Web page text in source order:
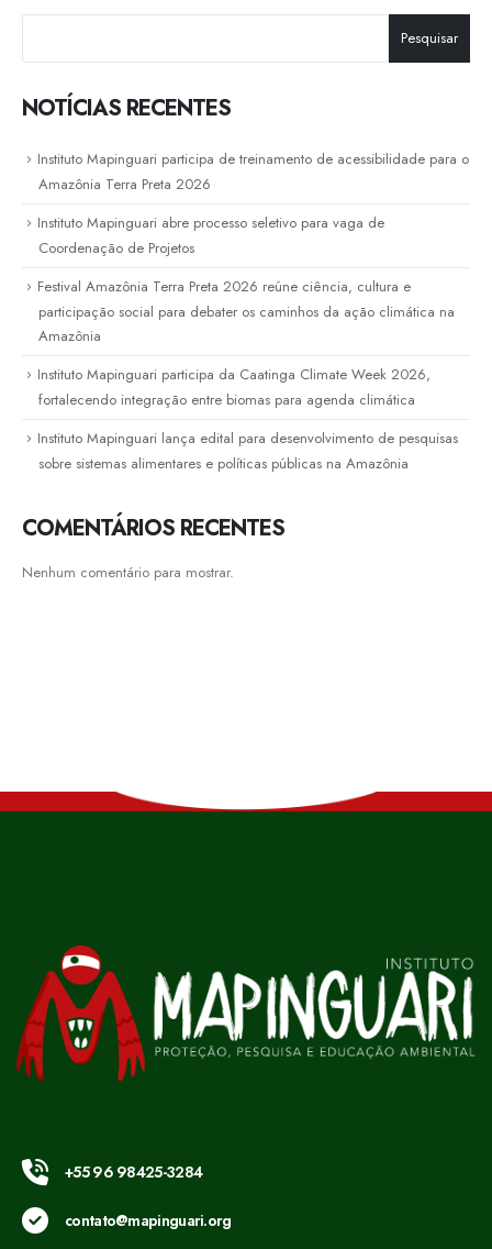
Pesquisar
NOTÍCIAS RECENTES
Instituto Mapinguari participa de treinamento de acessibilidade para o
Amazônia Terra Preta 2026
Instituto Mapinguari abre processo seletivo para vaga de
Coordenação de Projetos
Festival Amazônia Terra Preta 2026 reúne ciência, cultura e
participação social para debater os caminhos da ação climática na
Amazônia
Instituto Mapinguari participa da Caatinga Climate Week 2026,
fortalecendo integração entre biomas para agenda climática
Instituto Mapinguari lança edital para desenvolvimento de pesquisas
sobre sistemas alimentares e políticas públicas na Amazônia
COMENTÁRIOS RECENTES
Nenhum comentário para mostrar.
+55 96 98425-3284
contato@mapinguari.org